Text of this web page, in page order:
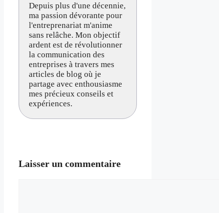
Depuis plus d'une décennie,
ma passion dévorante pour
l'entreprenariat m'anime
sans relâche. Mon objectif
ardent est de révolutionner
la communication des
entreprises à travers mes
articles de blog où je
partage avec enthousiasme
mes précieux conseils et
expériences.
Laisser un commentaire